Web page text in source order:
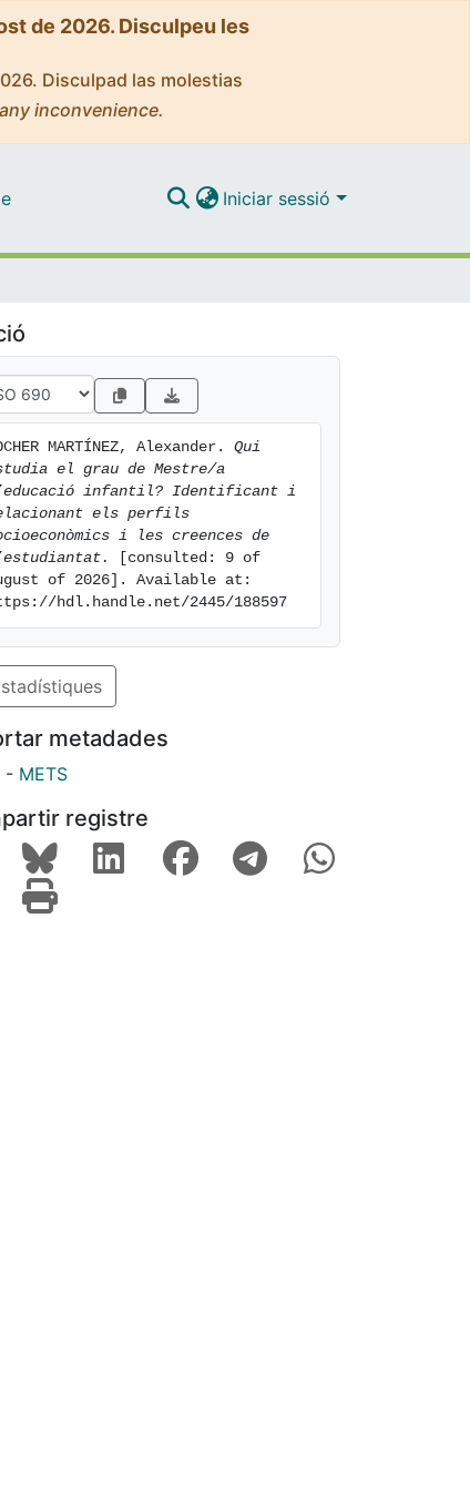
de 2026. Disculpeu les
Disculpad las molestias
inconvenience.
Iniciar sessió
MARTÍNEZ, Alexander. Qui
el grau de Mestre/a
infantil? Identificant i
els perfils
i les creences de
[consulted: 9 of
of 2026]. Available at:
hdl.handle.net/2445/188597
metadades
- METS
registre